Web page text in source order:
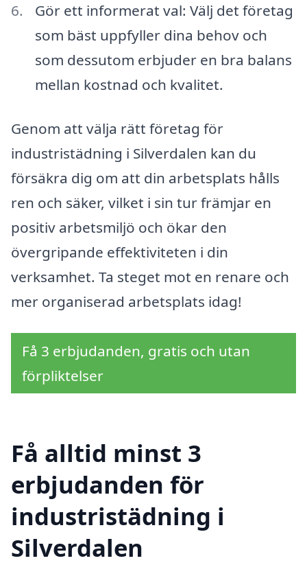
Gör ett informerat val: Välj det företag
som bäst uppfyller dina behov och
som dessutom erbjuder en bra balans
mellan kostnad och kvalitet.
Genom att välja rätt företag för
industristädning i Silverdalen kan du
försäkra dig om att din arbetsplats hålls
ren och säker, vilket i sin tur främjar en
positiv arbetsmiljö och ökar den
övergripande effektiviteten i din
verksamhet. Ta steget mot en renare och
mer organiserad arbetsplats idag!
Få 3 erbjudanden, gratis och utan
förpliktelser
Få alltid minst 3
erbjudanden för
industristädning i
Silverdalen